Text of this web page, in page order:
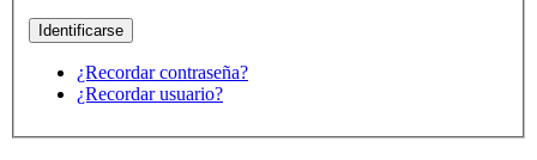
¿Recordar contraseña?
¿Recordar usuario?